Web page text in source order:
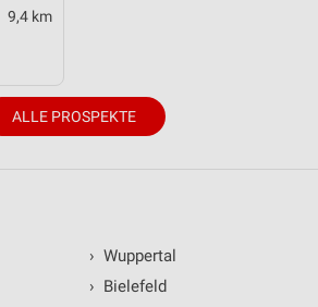
9,4 km
ALLE PROSPEKTE
› Wuppertal
› Bielefeld